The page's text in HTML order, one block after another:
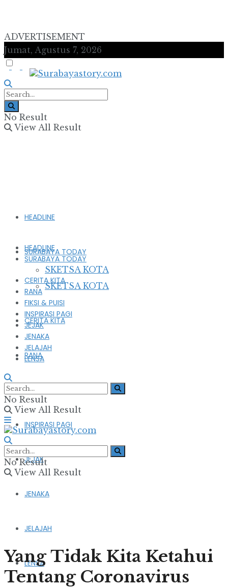
ADVERTISEMENT
Jumat, Agustus 7, 2026
No Result
View All Result
HEADLINE
SURABAYA TODAY
SKETSA KOTA
CERITA KITA
RANA
FIKSI & PUISI
INSPIRASI PAGI
JEJAK
JENAKA
JELAJAH
LENSA
HEADLINE
SURABAYA TODAY
SKETSA KOTA
CERITA KITA
RANA
FIKSI & PUISI
INSPIRASI PAGI
JEJAK
JENAKA
JELAJAH
LENSA
No Result
View All Result
No Result
View All Result
Yang Tidak Kita Ketahui
Tentang Coronavirus